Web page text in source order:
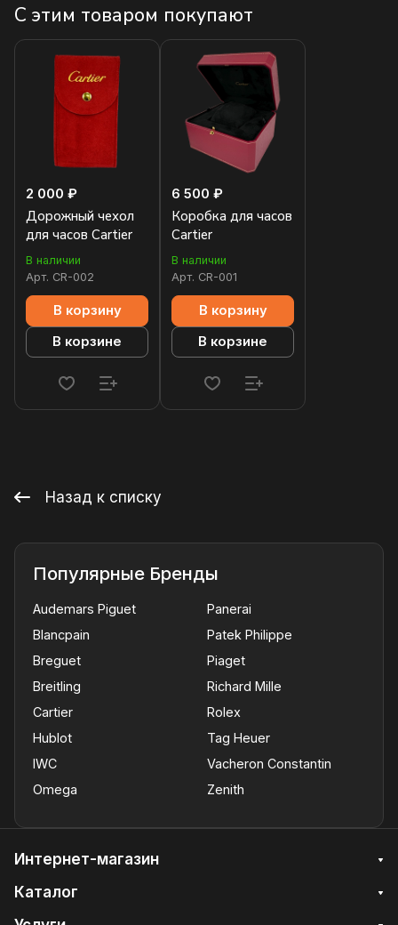
С этим товаром покупают
2 000 ₽
Дорожный чехол
для часов Cartier
В наличии
Арт. CR-002
В корзину
В корзине
6 500 ₽
Коробка для часов
Cartier
В наличии
Арт. CR-001
В корзину
В корзине
Назад к списку
Популярные Бренды
Audemars Piguet
Blancpain
Breguet
Breitling
Cartier
Hublot
IWC
Omega
Panerai
Patek Philippe
Piaget
Richard Mille
Rolex
Tag Heuer
Vacheron Constantin
Zenith
Интернет-магазин
Каталог